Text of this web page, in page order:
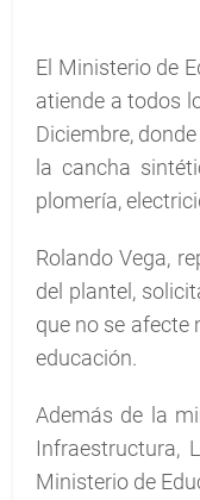
El Ministerio de
atiende a todos
Diciembre,
la cancha
plomería,
Rolando Vega,
del plantel,
que no se afecte
educación.
Además de la
Infraestructura,
Ministerio de